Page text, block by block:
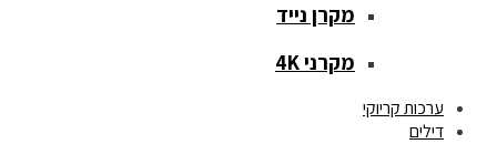
מקרן נייד
מקרני 4K
ערכות קריוקי
דילים